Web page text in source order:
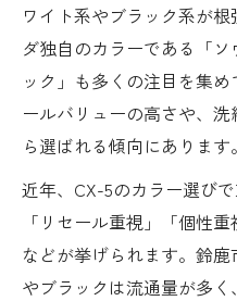
白黒以外のCX-5
グレーメタリッ
使いやすさで選ぶ
CX-5の使い勝手
通勤にも馴染む
傷や汚れが目立
CX-5レトロ感あ
ワイト系やブラック系が
ダ独自のカラーである「
ック」も多くの注目を集
ールバリューの高さや、
ら選ばれる傾向にあります。
近年、CX-5のカラー選び
「リセール重視」「個性
などが挙げられます。鈴
やブラックは流通量が多